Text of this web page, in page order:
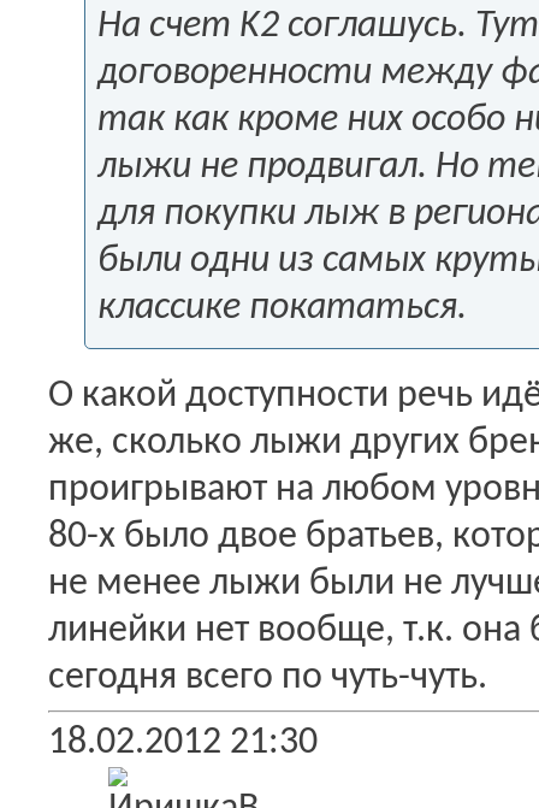
На счет K2 соглашусь.
договоренности между
так как кроме них особо
лыжи не продвигал. Но
для покупки лыж в
были одни из самых
классике покататься.
О какой доступности речь
же, сколько лыжи других
проигрывают на любом
80-х было двое братьев,
не менее лыжи были не
линейки нет вообще, т.к. она
сегодня всего по чуть-чуть.
18.02.2012 21:30